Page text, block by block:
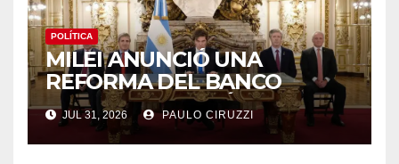
POLÍTICA
MILEI ANUNCIÓ UNA
REFORMA DEL BANCO
CENTRAL Y ENVIÓ AL
CONGRESO PROYECTOS
PARA MODIFICAR EL
JUL 31, 2026 PAULO CIRUZZI